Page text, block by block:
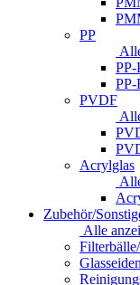
PP
PP-
PP-
PVDF
Acrylglas
Zubehör/
Alle